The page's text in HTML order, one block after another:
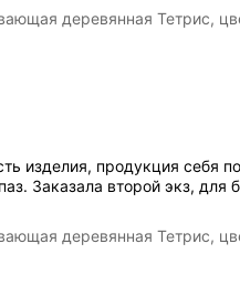
деревянная Тетрис,
изделия, продукция себя
Заказала второй экз, для
деревянная Тетрис,